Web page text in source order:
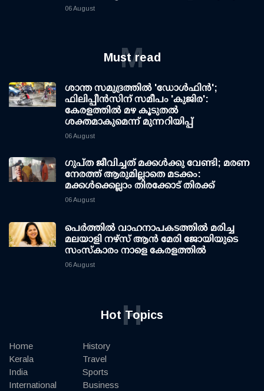
06 August
Must read
M
ശാന്ത സമുദ്രത്തില്‍ 'ഡോള്‍ഫിന്‍';
ഫിലിപ്പീന്‍സിന് സമീപം 'കുജിര':
കേരളത്തില്‍ മഴ കൂടുതല്‍
ശക്തമാകുമെന്ന് മുന്നറിയിപ്പ്
06 August
ഗുപ്ത ജീവിച്ചത് മക്കള്‍ക്കു വേണ്ടി; മരണ
നേരത്ത് ആരുമില്ലാതെ മടക്കം:
മക്കള്‍ക്കെല്ലാം തിരക്കോട് തിരക്ക്
06 August
പെർത്തിൽ വാഹനാപകടത്തിൽ മരിച്ച
മലയാളി നഴ്സ് ആൻ മേരി ജോയിയുടെ
സംസ്കാരം നാളെ കേരളത്തിൽ
06 August
Hot Topics
H
Home
Kerala
India
International
History
Travel
Sports
Business